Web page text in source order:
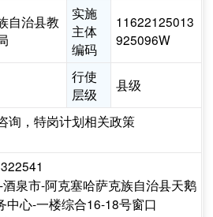
自治县教
实施
主体
编码
11622125013
925096W
行使
层级
县级
询，特岗计划相关政策
泉市-阿克塞哈萨克族自治县天鹅
中心-一楼综合16-18号窗口